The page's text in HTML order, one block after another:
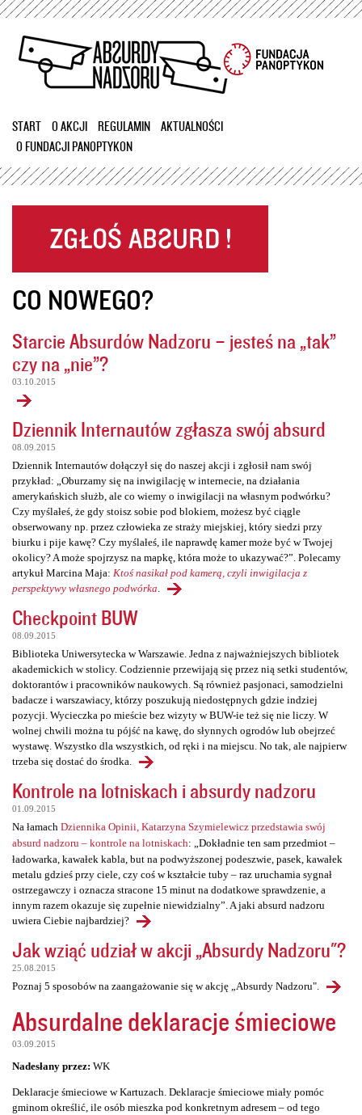
Przejdź
treści
START O AKCJI REGULAMIN
AKTUALNOŚCI
O FUNDACJI PANOPTYKON
CO NOWEGO?
Starcie Absurdów Nadzoru – jesteś na „tak”
czy na „nie”?
03.10.2015
Dziennik Internautów zgłasza swój absurd
08.09.2015
Dziennik Internautów dołączył się do naszej akcji i zgłosił nam swój
przykład: „Oburzamy się na inwigilację w internecie, na działania
amerykańskich służb, ale co wiemy o inwigilacji na własnym podwórku?
Czy myślałeś, że gdy stoisz sobie pod blokiem, możesz być ciągle
obserwowany np. przez człowieka ze straży miejskiej, który siedzi przy
biurku i pije kawę? Czy myślałeś, ile naprawdę kamer może być w Twojej
okolicy? A może spojrzysz na mapkę, która może to ukazywać?”. Polecamy
artykuł Marcina Maja: Ktoś nasikał pod kamerą, czyli inwigilacja z
perspektywy własnego podwórka
Checkpoint BUW
08.09.2015
Biblioteka Uniwersytecka w Warszawie. Jedna z najważniejszych bibliotek
akademickich w stolicy. Codziennie przewijają się przez nią setki studentów,
doktorantów i pracowników naukowych. Są również pasjonaci, samodzielni
badacze i warszawiacy, którzy poszukują niedostępnych gdzie indziej
pozycji. Wycieczka po mieście bez wizyty w BUW-ie też się nie liczy. W
wolnej chwili można tu pójść na kawę, do słynnych ogrodów lub obejrzeć
wystawę. Wszystko dla wszystkich, od ręki i na miejscu. No tak, ale najpierw
trzeba się dostać do środka.
Kontrole na lotniskach i absurdy nadzoru
01.09.2015
Na łamach Dziennika Opinii, Katarzyna Szymielewicz przedstawia swój
absurd nadzoru – kontrole na lotniskach: „Dokładnie ten sam przedmiot –
ładowarka, kawałek kabla, but na podwyższonej podeszwie, pasek, kawałek
metalu gdzieś przy ciele, czy coś w kształcie tuby – raz uruchamia sygnał
ostrzegawczy i oznacza stracone 15 minut na dodatkowe sprawdzenie, a
innym razem okazuje się zupełnie niewidzialny”. A jaki absurd nadzoru
uwiera Ciebie najbardziej?
Jak wziąć udział w akcji „Absurdy Nadzoru"?
25.08.2015
Poznaj 5 sposobów na zaangażowanie się w akcję „Absurdy Nadzoru".
Absurdalne deklaracje śmieciowe
03.09.2015
Nadesłany przez: WK
Deklaracje śmieciowe w Kartuzach. Deklaracje śmieciowe miały pomóc
gminom określić, ile osób mieszka pod konkretnym adresem – od tego